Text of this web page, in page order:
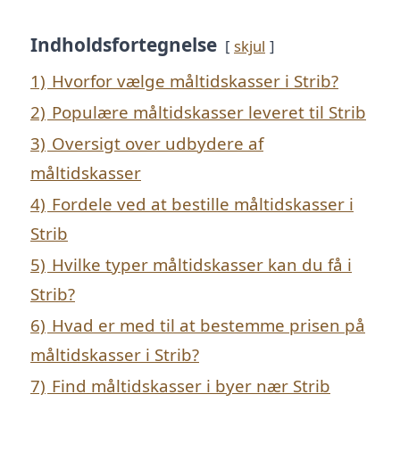
Indholdsfortegnelse skjul
1) Hvorfor vælge måltidskasser i Strib?
2) Populære måltidskasser leveret til Strib
3) Oversigt over udbydere af
måltidskasser
4) Fordele ved at bestille måltidskasser i
Strib
5) Hvilke typer måltidskasser kan du få i
Strib?
6) Hvad er med til at bestemme prisen på
måltidskasser i Strib?
7) Find måltidskasser i byer nær Strib